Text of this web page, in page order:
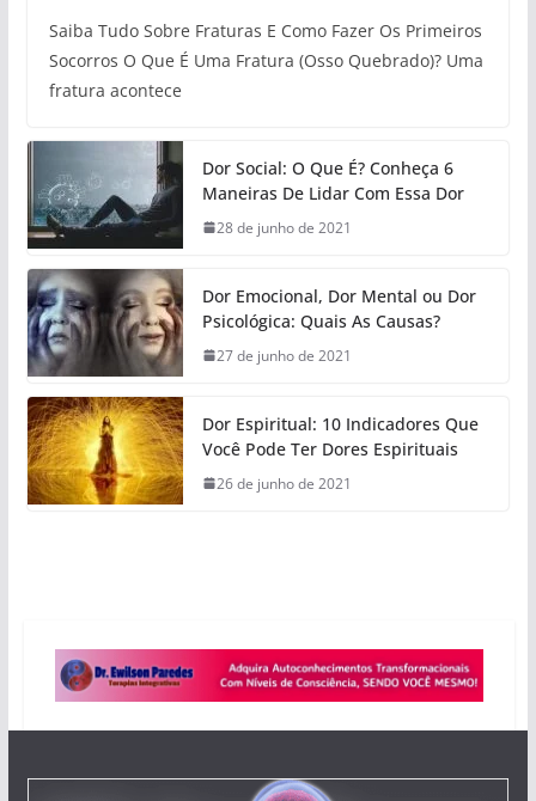
Saiba Tudo Sobre Fraturas E Como Fazer Os Primeiros
Socorros O Que É Uma Fratura (Osso Quebrado)? Uma
fratura acontece
Dor Social: O Que É? Conheça 6
Maneiras De Lidar Com Essa Dor
28 de junho de 2021
Dor Emocional, Dor Mental ou Dor
Psicológica: Quais As Causas?
27 de junho de 2021
Dor Espiritual: 10 Indicadores Que
Você Pode Ter Dores Espirituais
26 de junho de 2021